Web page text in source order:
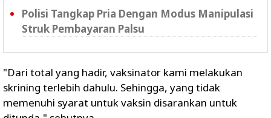
Polisi Tangkap Pria Dengan Modus Manipulasi
Struk Pembayaran Palsu
"Dari total yang hadir, vaksinator kami melakukan
skrining terlebih dahulu. Sehingga, yang tidak
memenuhi syarat untuk vaksin disarankan untuk